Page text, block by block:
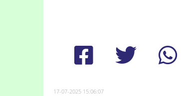
17-07-2025 15:06:07